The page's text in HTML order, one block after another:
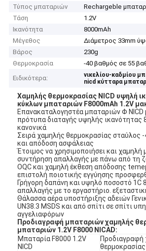
Τύπος μπαταριών
Rechargeble
Τάση
1.2V
Ικανότητα
8000mAh
Μέγεθος
Διάμετρος 33mm
Βάρος
230g
Θερμοκρασία
-40 βαθμός σε 55
Ειδικότερα:
νικελίου-καδμίου
nicd κύτταρα
Χαμηλής θερμοκρασίας NICD υψηλή
κύκλων μπαταριών F8000mAh 1.2V
Επανακαταλογηστέα μπαταριών Φ NICD
πρότυπα διαταγής υψηλής ικανότητας
κανονικά
Σειρά χαμηλής θερμοκρασίας σταύλος
και απόδοση ασφάλειας
Έτοιμος να χρησιμοποιήσει και χαμηλή
συντήρηση απαλλαγής με πάνω από τη
OQC και χαμηλή έκθεση απόδοσης
επιστολή ποιοτικής εγγύησης
Γρήγορη δαπάνη και υψηλό ποσοστό 1C
απαλλαγής με το εργαστήριο.
Θάλασσα αέρα υποστήριξης αδειών
UN38.3 MSDS και από σπίτι σε σπίτι
αγγελιαφόρων
Προδιαγραφή μπαταριών χαμηλής
μπαταριών 1.2V F8000 NICAD:
Μπαταρία F8000 1.2V
NICD
Προδιαγραφή